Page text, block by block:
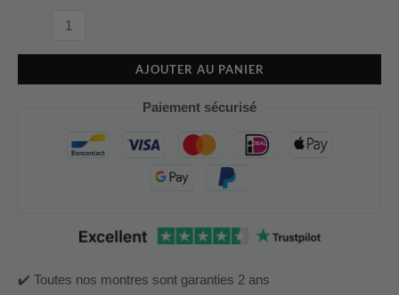
AJOUTER AU PANIER
Paiement sécurisé
✔️ Toutes nos montres sont garanties 2 ans